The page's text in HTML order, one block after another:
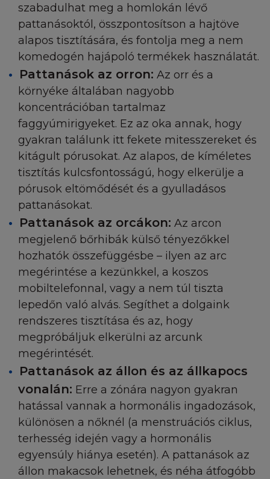
szabadulhat meg a homlokán lévő
pattanásoktól, összpontosítson a hajtöve
alapos tisztítására, és fontolja meg a nem
komedogén hajápoló termékek használatát.
Pattanások az orron: Az orr és a
környéke általában nagyobb
koncentrációban tartalmaz
faggyúmirigyeket. Ez az oka annak, hogy
gyakran találunk itt fekete mitesszereket és
kitágult pórusokat. Az alapos, de kíméletes
tisztítás kulcsfontosságú, hogy elkerülje a
pórusok eltömődését és a gyulladásos
pattanásokat.
Pattanások az orcákon: Az arcon
megjelenő bőrhibák külső tényezőkkel
hozhatók összefüggésbe – ilyen az arc
megérintése a kezünkkel, a koszos
mobiltelefonnal, vagy a nem túl tiszta
lepedőn való alvás. Segíthet a dolgaink
rendszeres tisztítása és az, hogy
megpróbáljuk elkerülni az arcunk
megérintését.
Pattanások az állon és az állkapocs
vonalán: Erre a zónára nagyon gyakran
hatással vannak a hormonális ingadozások,
különösen a nőknél (a menstruációs ciklus,
terhesség idején vagy a hormonális
egyensúly hiánya esetén). A pattanások az
állon makacsok lehetnek, és néha átfogóbb
következmény, esetleges károkért, bevétel
vagy bármilyen más kárért, akár szerződésben,
garanciában, sérelem (gondatlanság) esetén, még
az esetben sem, ha L'Oréal tudott annak
A jogi törvények néhány esetben nem
felelősség limitálását a következményben vagy
esetleges károkban, ezért ez a limitálás vagy
lehet, hogy nem vonatkozik.
HELYI JOGSZABÁLYOK
A Honlap nem irányul olyan személyekre, akiknek
bármilyen jogi megfontolás miatt a Honlap
működtetésének használata tiltott. Akiknek a
látogatása tiltva van jogi szempontból, azok nem
látogathatják a Honlapot. A L'Oréal nem állítja,
Honlap, vagy annak tartalma a helyi jogi
elfogadott lenne minden hatáskörben. Azok a
akik figyelmen kívül hagyják a helyi törvényeket,
felelősségükre használhatják a Honlapot, és ők
vonhatóak felelősségre. Kérdés esetén kérjen jogi
tanácsadást.
KÁRTALANÍTÁS
Ön beleegyezik abba, hogy kártalanítja, megvédi
ártatlannak tekinti a L'Oréalt, alkalmazottait,
és partnerit mindennemű igénnyel, tettel,
bármilyen másfajta eljárással szemben, amelyet a
L'Oréallal, annak alkalmazottaival, képviselőivel és
partnereivel szemben egy harmadik fél támaszt,
hogy a szóban forgó igény, tett, követelés, vagy
bármilyen másfajta eljárás a L'Oréállal, annak